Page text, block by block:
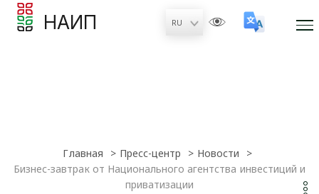
НАИП
Главная Пресс-центр
Новости
Бизнес-завтрак от Национального агентства инвестиций и
приватизации